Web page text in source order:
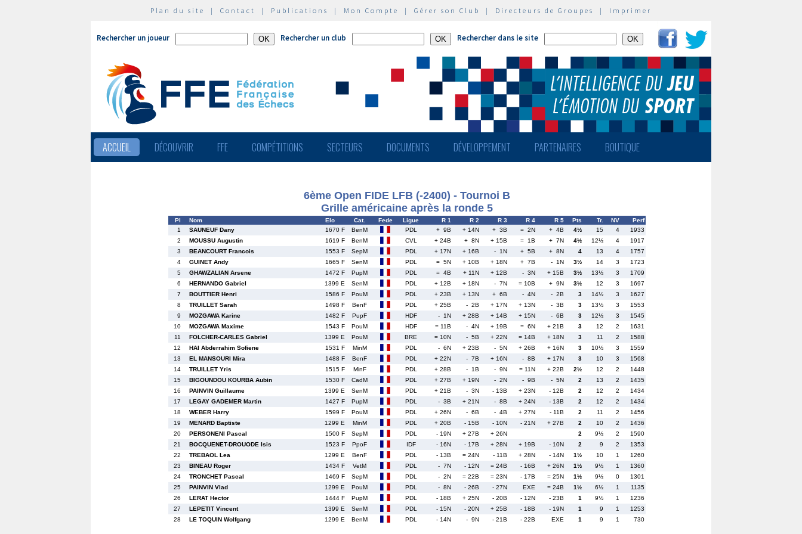
Plan du site | Contact | Publications | Mon Compte | Gérer son Club | Directeurs de Groupes | Imprimer
Rechercher un joueur Rechercher un club Rechercher dans le site
ACCUEIL DÉCOUVRIR FFE COMPÉTITIONS SECTEURS DOCUMENTS DÉVELOPPEMENT PARTENAIRES BOUTIQUE
6ème Open FIDE LFB (-2400) - Tournoi B
Grille américaine après la ronde 5
Pl Nom Elo Cat. Fede Ligue R 1 R 2 R 3 R 4 R 5 Pts Tr. NV
Perf
1
SAUNEUF Dany 1670 F BenM PDL + 9B + 14N + 3B = 2N + 4B 4½ 15 4
1933
2
MOUSSU Augustin 1619 F BenM CVL + 24B + 8N + 15B = 1B + 7N 4½ 12½ 4
1917
3
BEANCOURT Francois 1553 F SepM PDL + 17N + 16B - 1N + 5B + 8N 4 13 4
1757
4
GUINET Andy 1665 F SenM PDL = 5N + 10B + 18N + 7B - 1N 3½ 14 3
1723
5
GHAWZALIAN Arsene 1472 F PupM PDL = 4B + 11N + 12B - 3N + 15B 3½ 13½ 3
1709
6
HERNANDO Gabriel 1399 E SenM PDL + 12B + 18N - 7N = 10B + 9N 3½ 12 3
1697
7
BOUTTIER Henri 1586 F PouM PDL + 23B + 13N + 6B - 4N - 2B 3 14½ 3
1627
8
TRUILLET Sarah 1498 F BenF PDL + 25B - 2B + 17N + 13N - 3B 3 13½ 3
1553
9
MOZGAWA Karine 1482 F PupF HDF - 1N + 28B + 14B + 15N - 6B 3 12½ 3
1545
10
MOZGAWA Maxime 1543 F PouM HDF = 11B - 4N + 19B = 6N + 21B 3 12 2
1631
11
FOLCHER-CARLES Gabriel 1399 E PouM BRE = 10N - 5B + 22N = 14B + 18N 3 11 2
1588
12
HAI Abderrahim Sofiene 1531 F MinM PDL - 6N + 23B - 5N + 26B + 16N 3 10½ 3
1559
13
EL MANSOURI Mira 1488 F BenF PDL + 22N - 7B + 16N - 8B + 17N 3 10 3
1568
14
TRUILLET Yris 1515 F MinF PDL + 28B - 1B - 9N = 11N + 22B 2½ 12 2
1448
15
BIGOUNDOU KOURBA Aubin 1530 F CadM PDL + 27B + 19N - 2N - 9B - 5N 2 13 2
1435
16
PAINVIN Guillaume 1399 E SenM PDL + 21B - 3N - 13B + 23N - 12B 2 12 2
1434
17
LEGAY GADEMER Martin 1427 F PupM PDL - 3B + 21N - 8B + 24N - 13B 2 12 2
1434
18
WEBER Harry 1599 F PouM PDL + 26N - 6B - 4B + 27N - 11B 2 11 2
1456
19
MENARD Baptiste 1299 E MinM PDL + 20B - 15B - 10N - 21N + 27B 2 10 2
1436
20
PERSONENI Pascal 1500 F SepM PDL - 19N + 27B + 26N 2 9½ 2
1590
21
BOCQUENET-DROUODE Isis 1523 F PpoF IDF - 16N - 17B + 28N + 19B - 10N 2 9 2
1353
22
TREBAOL Lea 1299 E BenF PDL - 13B = 24N - 11B + 28N - 14N 1½ 10 1
1260
23
BINEAU Roger 1434 F VetM PDL - 7N - 12N = 24B - 16B + 26N 1½ 9½ 1
1360
24
TRONCHET Pascal 1469 F SepM PDL - 2N = 22B = 23N - 17B = 25N 1½ 9½ 0
1301
25
PAINVIN Vlad 1299 E PouM PDL - 8N - 26B - 27N EXE = 24B 1½ 6½ 1
1135
26
LERAT Hector 1444 F PupM PDL - 18B + 25N - 20B - 12N - 23B 1 9½ 1
1236
27
LEPETIT Vincent 1399 E SenM PDL - 15N - 20N + 25B - 18B - 19N 1 9 1
1253
28
LE TOQUIN Wolfgang 1299 E BenM PDL - 14N - 9N - 21B - 22B EXE 1 9 1 730